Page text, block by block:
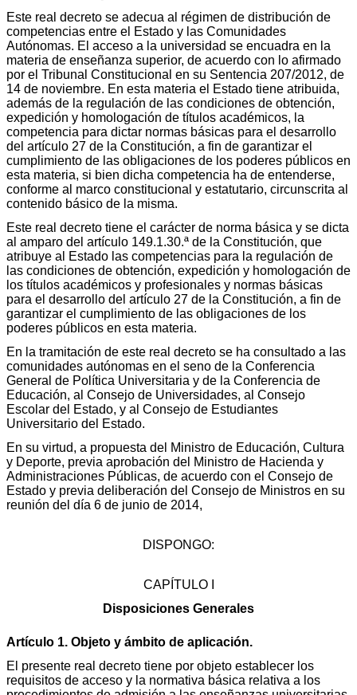
Este real decreto se adecua al régimen de distribución de
competencias entre el Estado y las Comunidades
Autónomas. El acceso a la universidad se encuadra en la
materia de enseñanza superior, de acuerdo con lo afirmado
por el Tribunal Constitucional en su Sentencia 207/2012, de
14 de noviembre. En esta materia el Estado tiene atribuida,
además de la regulación de las condiciones de obtención,
expedición y homologación de títulos académicos, la
competencia para dictar normas básicas para el desarrollo
del artículo 27 de la Constitución, a fin de garantizar el
cumplimiento de las obligaciones de los poderes públicos en
esta materia, si bien dicha competencia ha de entenderse,
conforme al marco constitucional y estatutario, circunscrita al
contenido básico de la misma.
Este real decreto tiene el carácter de norma básica y se dicta
al amparo del artículo 149.1.30.ª de la Constitución, que
atribuye al Estado las competencias para la regulación de
las condiciones de obtención, expedición y homologación de
los títulos académicos y profesionales y normas básicas
para el desarrollo del artículo 27 de la Constitución, a fin de
garantizar el cumplimiento de las obligaciones de los
poderes públicos en esta materia.
En la tramitación de este real decreto se ha consultado a las
comunidades autónomas en el seno de la Conferencia
General de Política Universitaria y de la Conferencia de
Educación, al Consejo de Universidades, al Consejo
Escolar del Estado, y al Consejo de Estudiantes
Universitario del Estado.
En su virtud, a propuesta del Ministro de Educación, Cultura
y Deporte, previa aprobación del Ministro de Hacienda y
Administraciones Públicas, de acuerdo con el Consejo de
Estado y previa deliberación del Consejo de Ministros en su
reunión del día 6 de junio de 2014,
DISPONGO:
CAPÍTULO I
Disposiciones Generales
Artículo 1. Objeto y ámbito de aplicación.
El presente real decreto tiene por objeto establecer los
requisitos de acceso y la normativa básica relativa a los